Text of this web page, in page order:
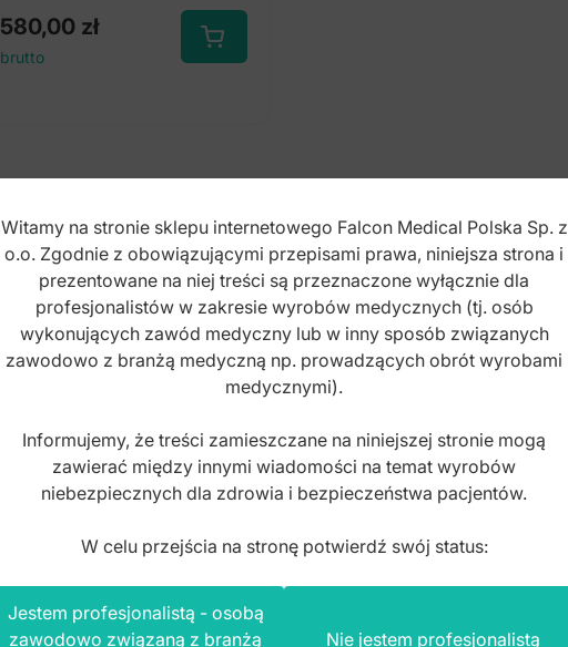
580,00 zł
brutto
Witamy na stronie sklepu internetowego Falcon Medical Polska Sp. z
o.o. Zgodnie z obowiązującymi przepisami prawa, niniejsza strona i
prezentowane na niej treści są przeznaczone wyłącznie dla
profesjonalistów w zakresie wyrobów medycznych (tj. osób
wykonujących zawód medyczny lub w inny sposób związanych
zawodowo z branżą medyczną np. prowadzących obrót wyrobami
medycznymi).
Informujemy, że treści zamieszczane na niniejszej stronie mogą
zawierać między innymi wiadomości na temat wyrobów
niebezpiecznych dla zdrowia i bezpieczeństwa pacjentów.
W celu przejścia na stronę potwierdź swój status:
Jestem profesjonalistą - osobą
zawodowo związaną z branżą
Nie jestem profesjonalistą